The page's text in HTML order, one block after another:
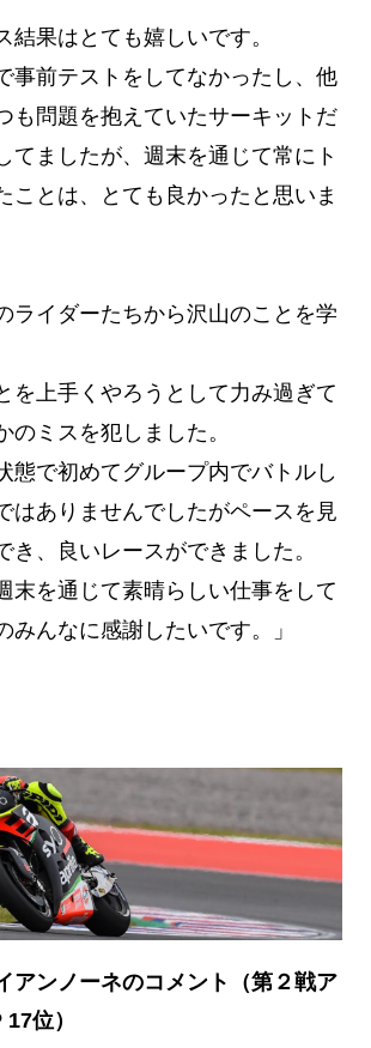
結果はとても嬉しいです。
事前テストをしてなかったし、他
も問題を抱えていたサーキットだ
てましたが、週末を通じて常にト
ことは、とても良かったと思いま
ライダーたちから沢山のことを学
を上手くやろうとして力み過ぎて
のミスを犯しました。
態で初めてグループ内でバトルし
はありませんでしたがペースを見
き、良いレースができました。
末を通じて素晴らしい仕事をして
みんなに感謝したいです。」
アンノーネのコメント（第２戦ア
位）